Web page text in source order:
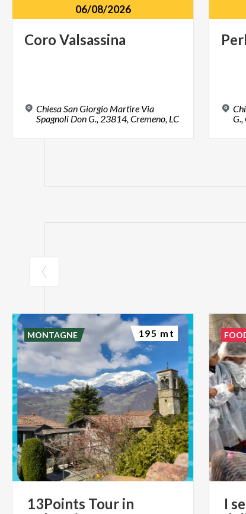
06/08/2026
Coro Valsassina
Chiesa San Giorgio Martire Via
Spagnoli Don G., 23814, Cremeno, LC
13Points Tour in
MONTAGNE 195 mt
I